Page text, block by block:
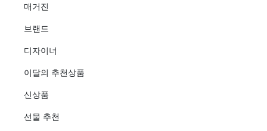
매거진
브랜드
디자이너
이달의 추천상품
신상품
선물 추천